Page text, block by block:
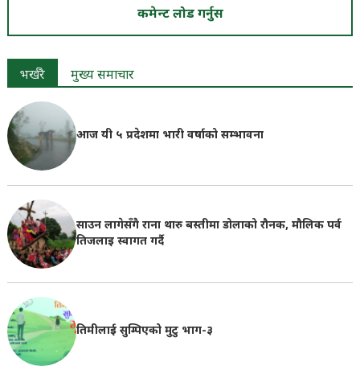
कमेन्ट लोड गर्नुस
भर्खरै मुख्य समाचार
आज यी ५ प्रदेशमा भारी वर्षाको सम्भावना
साउन लागेसँगै राना थारु बस्तीमा डोलाको रौनक, मौलिक पर्व
तिजलाइ स्वागत गर्दै
तिमीलाई सुम्पिएको मुटु भाग-३